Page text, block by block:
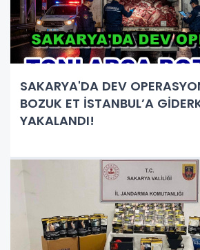
SAKARYA'DA DEV
BOZUK ET İSTANBUL’A
YAKALANDI!